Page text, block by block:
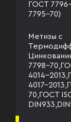
ГОСТ
7795-70)
Метизы с
7798-
4014-
4017-
70,ГОСТ